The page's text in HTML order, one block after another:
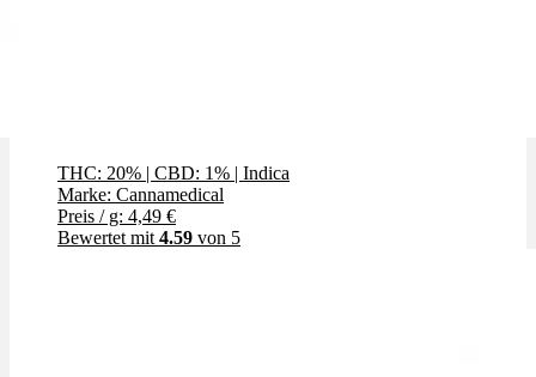
THC: 20% | CBD: 1% | Indica
Marke: Cannamedical
Preis / g: 4,49 €
Bewertet mit 4.59 von 5